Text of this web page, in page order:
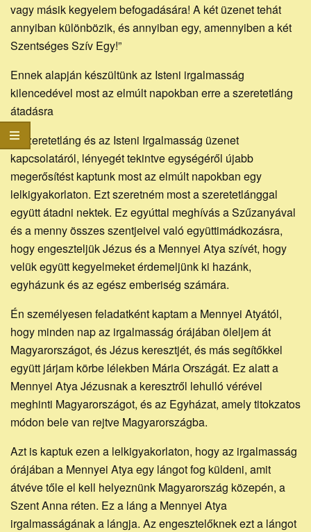
vagy másik kegyelem befogadására! A két üzenet tehát
annyiban különbözik, és annyiban egy, amennyiben a két
Szentséges Szív Egy!”
Ennek alapján készültünk az Isteni irgalmasság
kilencedével most az elmúlt napokban erre a szeretetláng
átadásra
A szeretetláng és az Isteni Irgalmasság üzenet
kapcsolatáról, lényegét tekintve egységéről újabb
megerősítést kaptunk most az elmúlt napokban egy
lelkigyakorlaton. Ezt szeretném most a szeretetlánggal
együtt átadni nektek. Ez egyúttal meghívás a Szűzanyával
és a menny összes szentjeivel való együttimádkozásra,
hogy engeszteljük Jézus és a Mennyei Atya szívét, hogy
velük együtt kegyelmeket érdemeljünk ki hazánk,
egyházunk és az egész emberiség számára.
Én személyesen feladatként kaptam a Mennyei Atyától,
hogy minden nap az irgalmasság órájában öleljem át
Magyarországot, és Jézus keresztjét, és más segítőkkel
együtt járjam körbe lélekben Mária Országát. Ez alatt a
Mennyei Atya Jézusnak a keresztről lehulló vérével
meghinti Magyarországot, és az Egyházat, amely titokzatos
módon bele van rejtve Magyarországba.
Azt is kaptuk ezen a lelkigyakorlaton, hogy az irgalmasság
órájában a Mennyei Atya egy lángot fog küldeni, amit
átvéve tőle el kell helyeznünk Magyarország közepén, a
Szent Anna réten. Ez a láng a Mennyei Atya
irgalmasságának a lángja. Az engesztelőknek ezt a lángot